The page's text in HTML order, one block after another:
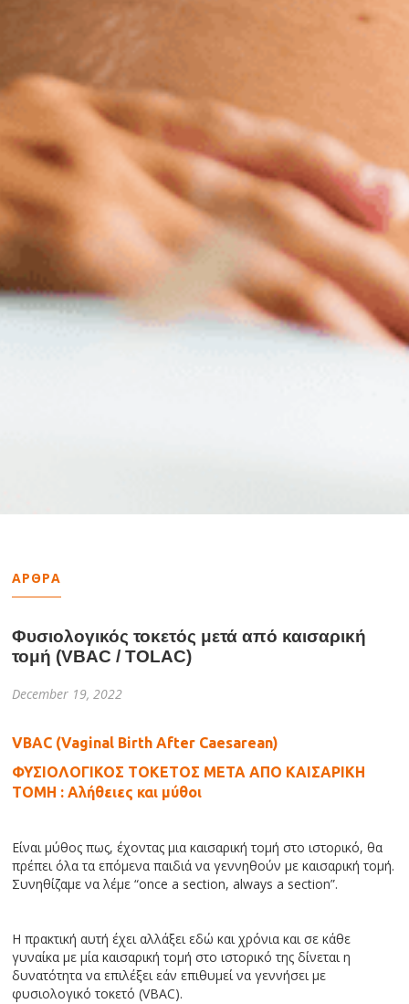
ΑΡΘΡΑ
Φυσιολογικός τοκετός μετά από καισαρική
τομή (VBAC / TOLAC)
December 19, 2022
VBAC (Vaginal Birth After Caesarean)
ΦΥΣΙΟΛΟΓΙΚΟΣ ΤΟΚΕΤΟΣ ΜΕΤΑ ΑΠΟ ΚΑΙΣΑΡΙΚΗ
ΤΟΜΗ : Αλήθειες και μύθοι
Είναι μύθος πως, έχοντας μια καισαρική τομή στο ιστορικό, θα
πρέπει όλα τα επόμενα παιδιά να γεννηθούν με καισαρική τομή.
Συνηθίζαμε να λέμε “once a section, always a section”.
Η πρακτική αυτή έχει αλλάξει εδώ και χρόνια και σε κάθε
γυναίκα με μία καισαρική τομή στο ιστορικό της δίνεται η
δυνατότητα να επιλέξει εάν επιθυμεί να γεννήσει με
φυσιολογικό τοκετό (VBAC).